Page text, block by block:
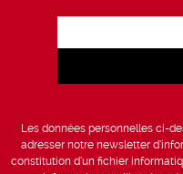
Les données personnelles ci-
adresser notre newsletter
constitution d’un fichier